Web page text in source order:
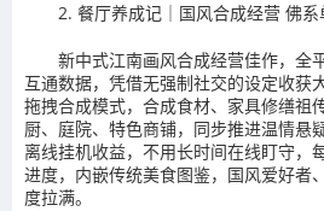
2. 餐厅养成记｜国风合成经营 佛系
新中式江南画风合成经营佳作，全
互通数据，凭借无强制社交的设定收获
拖拽合成模式，合成食材、家具修缮祖
厨、庭院、特色商铺，同步推进温情悬
离线挂机收益，不用长时间在线盯守，
进度，内嵌传统美食图鉴，国风爱好者
度拉满。